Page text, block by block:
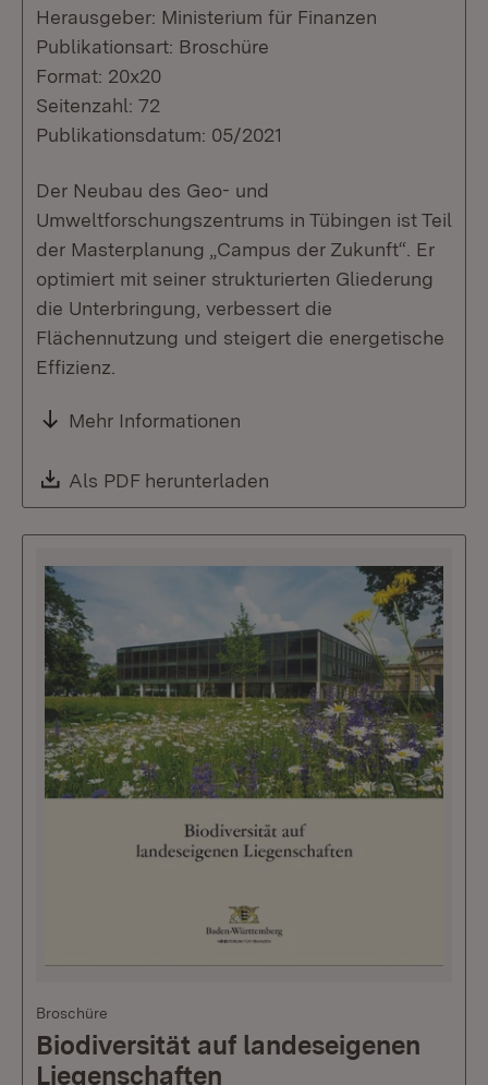
Herausgeber: Ministerium für Finanzen
Publikationsart: Broschüre
Format: 20x20
Seitenzahl: 72
Publikationsdatum: 05/2021
Der Neubau des Geo- und
Umweltforschungszentrums in Tübingen ist Teil
der Masterplanung „Campus der Zukunft“. Er
optimiert mit seiner strukturierten Gliederung
die Unterbringung, verbessert die
Flächennutzung und steigert die energetische
Effizienz.
Mehr Informationen
Download:
Als PDF herunterladen
Broschüre
Biodiversität auf landeseigenen
Liegenschaften